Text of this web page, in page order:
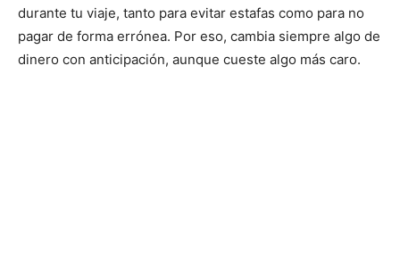
durante tu viaje, tanto para evitar estafas como para no
pagar de forma errónea. Por eso, cambia siempre algo de
dinero con anticipación, aunque cueste algo más caro.